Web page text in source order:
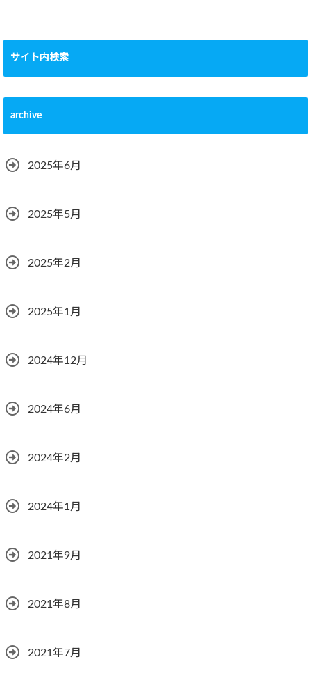
サイト内検索
archive
2025年6月
2025年5月
2025年2月
2025年1月
2024年12月
2024年6月
2024年2月
2024年1月
2021年9月
2021年8月
2021年7月